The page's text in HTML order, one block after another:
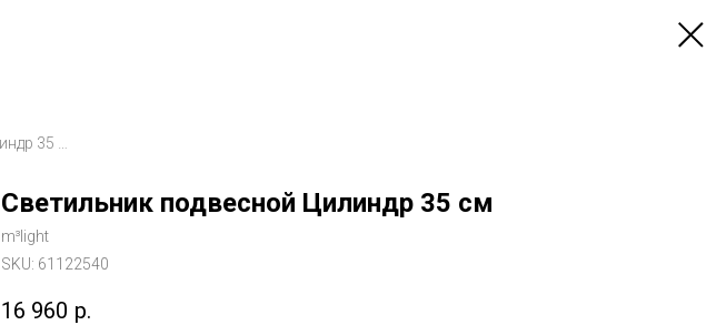
Светильник подвесной Цилиндр 35 см
m³light
SKU: 61122540
16 960 р.